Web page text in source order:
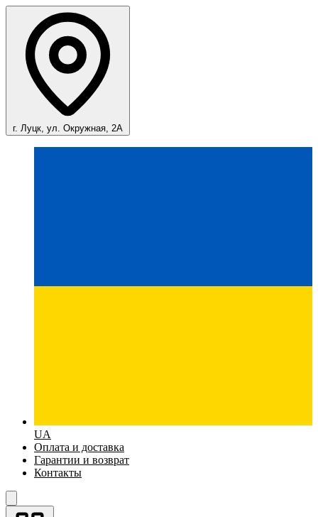
г. Луцк, ул. Окружная, 2А
UA
Оплата и доставка
Гарантии и возврат
Контакты